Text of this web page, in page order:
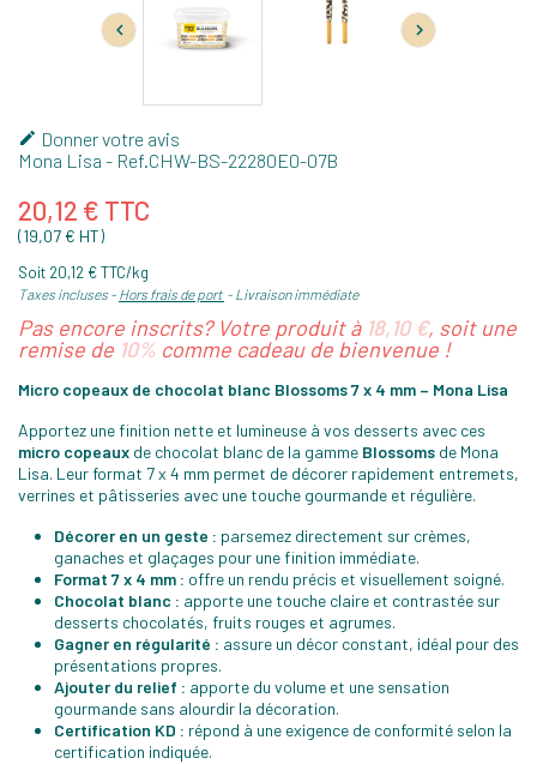
 
 Donner votre avis
Mona Lisa - Ref.CHW-BS-22280E0-07B
20,12 € TTC
(19,07 € HT)
Soit 20,12 € TTC/kg
Taxes incluses Hors frais de port Livraison immédiate
Pas encore inscrits? Votre produit à 18,10 €, soit une
remise de 10% comme cadeau de bienvenue !
Micro copeaux de chocolat blanc Blossoms 7 x 4 mm – Mona Lisa
Apportez une finition nette et lumineuse à vos desserts avec ces
micro copeaux de chocolat blanc de la gamme Blossoms de Mona
Lisa. Leur format 7 x 4 mm permet de décorer rapidement entremets,
verrines et pâtisseries avec une touche gourmande et régulière.
Décorer en un geste : parsemez directement sur crèmes,
ganaches et glaçages pour une finition immédiate.
Format 7 x 4 mm : offre un rendu précis et visuellement soigné.
Chocolat blanc : apporte une touche claire et contrastée sur
desserts chocolatés, fruits rouges et agrumes.
Gagner en régularité : assure un décor constant, idéal pour des
présentations propres.
Ajouter du relief : apporte du volume et une sensation
gourmande sans alourdir la décoration.
Certification KD : répond à une exigence de conformité selon la
certification indiquée.